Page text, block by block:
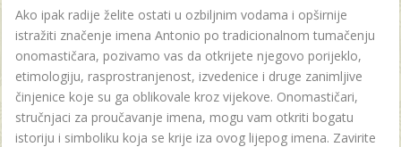
Ako ipak radije želite ostati u ozbiljnim vodama i opširnije
istražiti značenje imena Antonio po tradicionalnom tumačenju
onomastičara, pozivamo vas da otkrijete njegovo porijeklo,
etimologiju, rasprostranjenost, izvedenice i druge zanimljive
činjenice koje su ga oblikovale kroz vijekove. Onomastičari,
stručnjaci za proučavanje imena, mogu vam otkriti bogatu
istoriju i simboliku koja se krije iza ovog lijepog imena. Zavirite